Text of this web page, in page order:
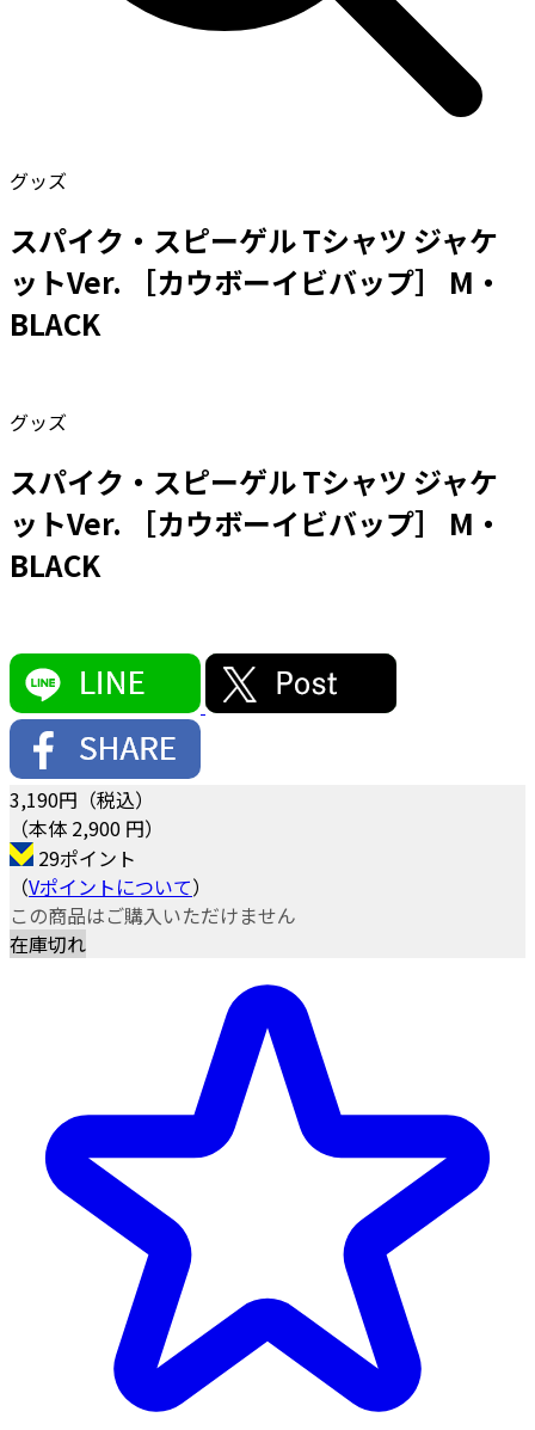
グッズ
スパイク・スピーゲル Tシャツ ジャケ
ットVer. ［カウボーイビバップ］ M・
BLACK
グッズ
スパイク・スピーゲル Tシャツ ジャケ
ットVer. ［カウボーイビバップ］ M・
BLACK
3,190円（税込）
（本体 2,900 円）
29ポイント
（Vポイントについて）
この商品はご購入いただけません
在庫切れ